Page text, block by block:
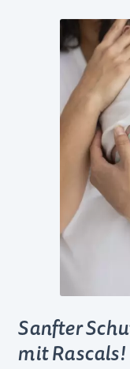
Sanfter
mit Rascals!